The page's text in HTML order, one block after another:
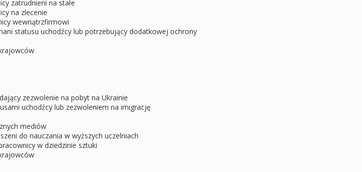
zatrudnieni na stałe
na zlecenie
wewnątrzfirmowi
statusu uchodźcy lub potrzebujący dodatkowej ochrony
zezwolenie na pobyt na Ukrainie
uchodźcy lub zezwoleniem na imigrację
mediów
do nauczania w wyższych uczelniach
w dziedzinie sztuki